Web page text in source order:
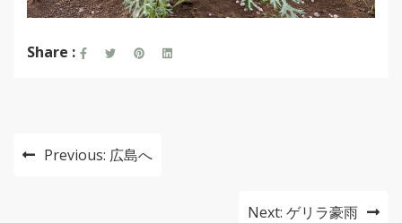
Share :
投 Previous: 広島へ
Next: ゲリラ豪雨